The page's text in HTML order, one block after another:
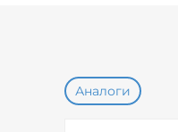
Аналоги